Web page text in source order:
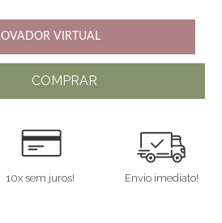
VIRTUAL
COMPRAR
10x sem juros! Envio imediato!